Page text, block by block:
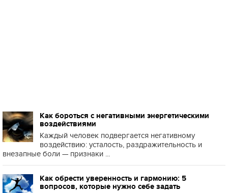
Как бороться с негативными энергетическими
воздействиями
Каждый человек подвергается негативному
воздействию: усталость, раздражительность и
внезапные боли — признаки ...
Как обрести уверенность и гармонию: 5
вопросов, которые нужно себе задать